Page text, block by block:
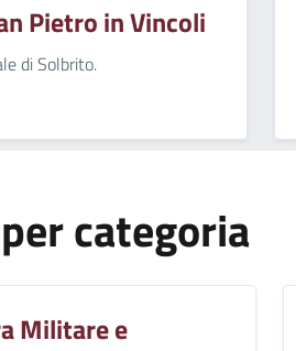
Pietro in Vincoli
di Solbrito.
categoria
Militare e